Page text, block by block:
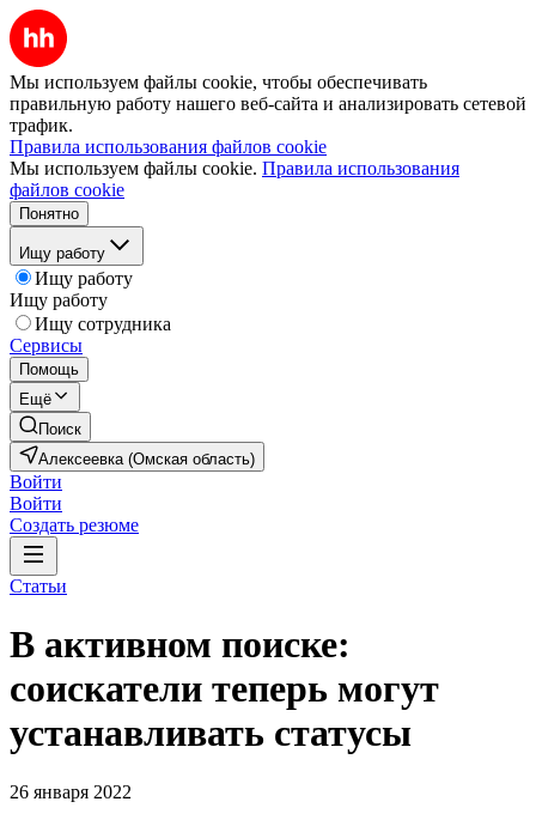
Мы используем файлы cookie, чтобы обеспечивать
правильную работу нашего веб-сайта и анализировать сетевой
трафик.
Правила использования файлов cookie
Мы используем файлы cookie. Правила использования
файлов cookie
Понятно
Ищу работу
Ищу работу
Ищу работу
Ищу сотрудника
Сервисы
Помощь
Ещё
Поиск
Алексеевка (Омская область)
Войти
Войти
Создать резюме
Статьи
В активном поиске:
соискатели теперь могут
устанавливать статусы
26 января 2022